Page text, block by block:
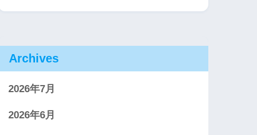
Archives
2026年7月
2026年6月